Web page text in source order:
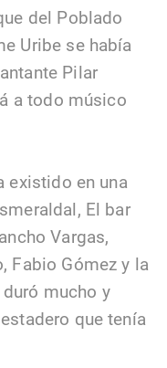
del Poblado
Uribe se había
Pilar
a todo músico
existido en una
El bar
Vargas,
Fabio Gómez y la
mucho y
que tenía